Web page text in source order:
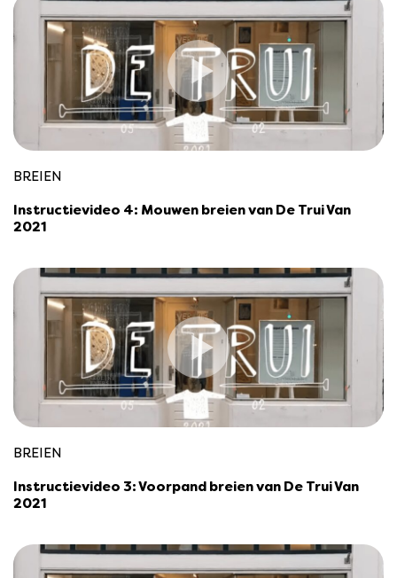
BREIEN
Instructievideo 4: Mouwen breien van De Trui Van
2021
BREIEN
Instructievideo 3: Voorpand breien van De Trui Van
2021